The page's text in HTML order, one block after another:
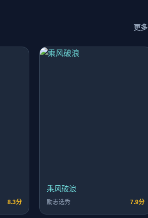
更多
8.3分
乘风破浪
励志选秀 7.9分